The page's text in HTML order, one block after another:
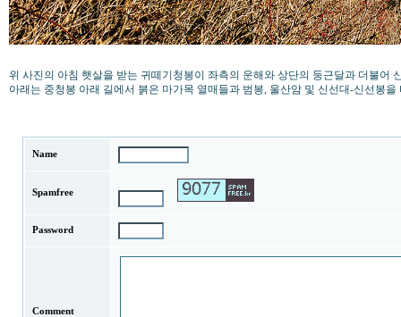
위 사진의 아침 햇살을 받는 귀떼기청봉이 좌측의 운해와 상단의 둥근달과 더불어
아래는 중청봉 아래 길에서 붉은 마가목 열매들과 범봉, 울산암 및 신선대-신선봉
Name
Spamfree
Password
Comment